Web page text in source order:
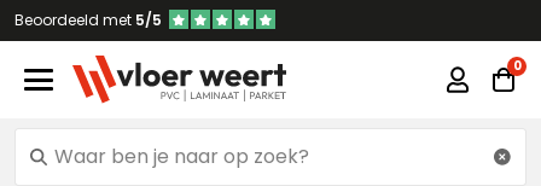
Beoordeeld met 5/5